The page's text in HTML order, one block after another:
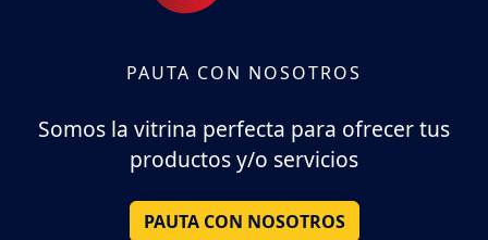
PAUTA CON NOSOTROS
Somos la vitrina perfecta para ofrecer tus
productos y/o servicios
PAUTA CON NOSOTROS